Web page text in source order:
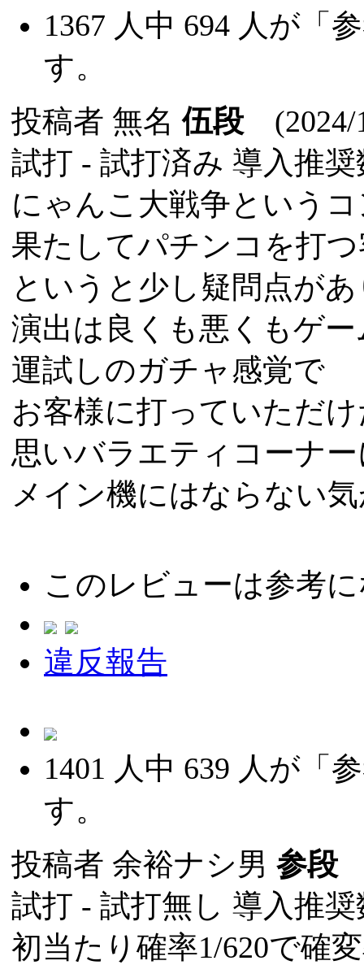
1367 人中 694 人が「
す。
投稿者 無名 伍段 (2024/
試打 - 試打済み 導入推
にゃんこ大戦争という
果たしてパチンコを打
というと少し疑問点が
演出は良くも悪くもゲ
運試しのガチャ感覚で
お客様に打っていただ
思いバラエティコーナ
メイン機にはならない
このレビューは参考
違反報告
1401 人中 639 人が「
す。
投稿者 余裕ナシ男 参段
試打 - 試打無し 導入推
初当たり確率1/620で確